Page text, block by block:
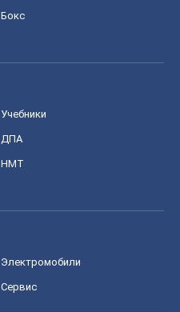
Бокс
Учебники
ДПА
НМТ
Электромобили
Сервис